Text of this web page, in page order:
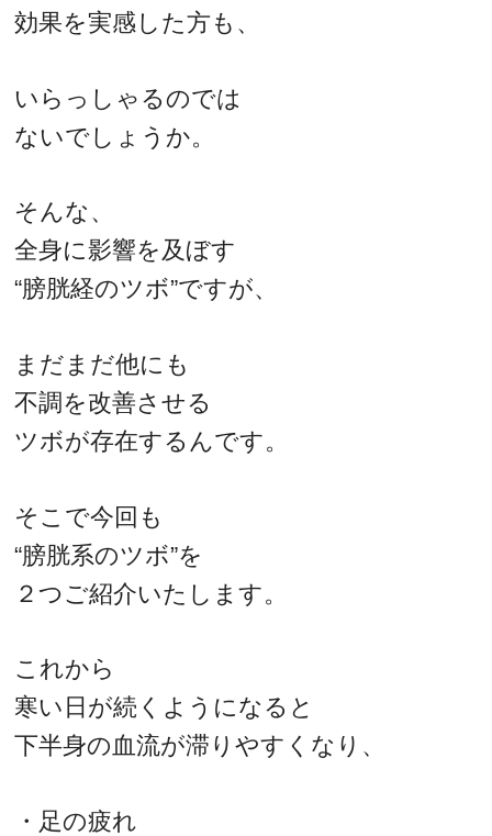
効果を実感した方も、
いらっしゃるのでは
ないでしょうか。
そんな、
全身に影響を及ぼす
“膀胱経のツボ”ですが、
まだまだ他にも
不調を改善させる
ツボが存在するんです。
そこで今回も
“膀胱系のツボ”を
２つご紹介いたします。
これから
寒い日が続くようになると
下半身の血流が滞りやすくなり、
・足の疲れ